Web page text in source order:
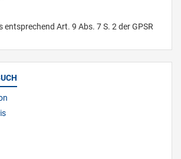
entsprechend Art. 9 Abs. 7 S. 2 der GPSR